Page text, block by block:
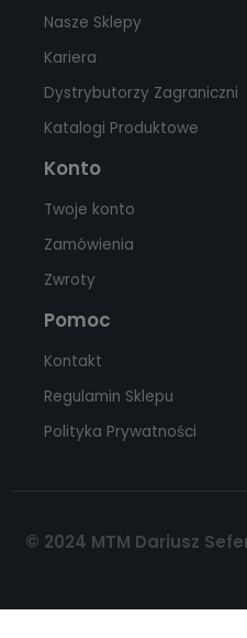
Nasze Sklepy
Kariera
Dystrybutorzy Zagraniczni
Katalogi Produktowe
Konto
Twoje konto
Zamówienia
Zwroty
Pomoc
Kontakt
Regulamin Sklepu
Polityka Prywatności
© 2024 MTM Dariusz